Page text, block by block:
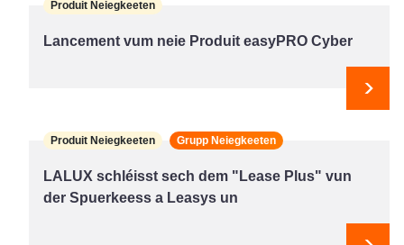
Produit Neiegkeeten
Lancement vum neie Produit easyPRO Cyber
Next
Produit Neiegkeeten Grupp Neiegkeeten
LALUX schléisst sech dem "Lease Plus" vun
der Spuerkeess a Leasys un